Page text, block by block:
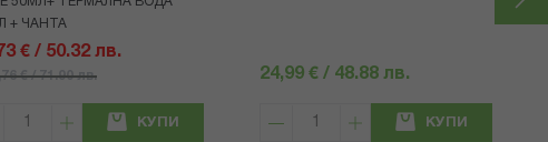
+ ЧАНТА
€ / 50.32 лв.
€ / 71.90 лв.
КУПИ
24,99 € / 48.88 лв.
КУПИ